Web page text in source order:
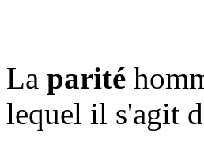
La parité
lequel il s'agit